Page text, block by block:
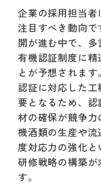
企業の採用担当
注目すべき動向
開が進む中で、
有機認証制度に
とが予想されま
認証に対応した
要となるため、
材の確保が競争
機酒類の生産や
度対応力の強化と
研修戦略の構築
す。